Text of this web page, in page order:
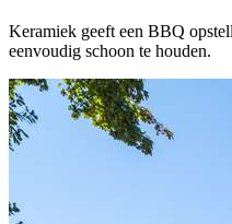
Keramiek geeft een BBQ
eenvoudig schoon te houden.